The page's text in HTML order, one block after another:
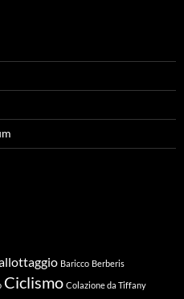
Baricco Berberis
Ciclismo Colazione da Tiffany